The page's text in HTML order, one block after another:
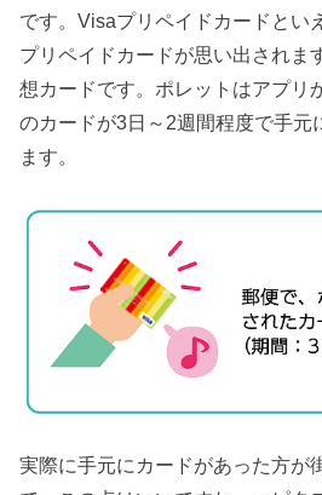
です。Visaプリペイドカードとい
プリペイドカードが思い出されま
想カードです。ポレットはアプリ
のカードが3日～2週間程度で手元
ます。
実際に手元にカードがあった方が